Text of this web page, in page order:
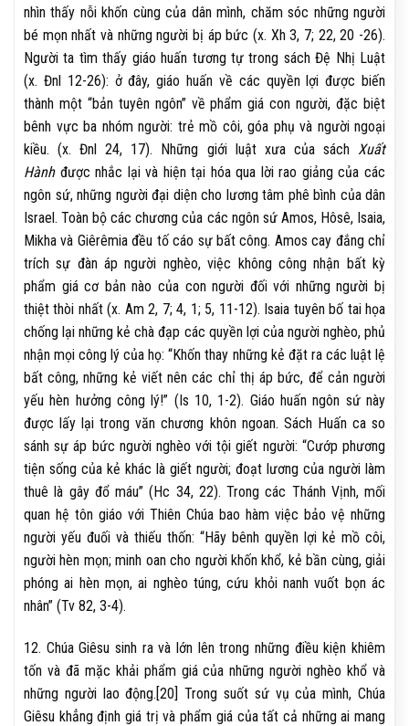
nhìn thấy nỗi khốn cùng của dân mình, chăm sóc những người
bé mọn nhất và những người bị áp bức (x. Xh 3, 7; 22, 20 -26).
Người ta tìm thấy giáo huấn tương tự trong sách Đệ Nhị Luật
(x. Đnl 12-26): ở đây, giáo huấn về các quyền lợi được biến
thành một “bản tuyên ngôn” về phẩm giá con người, đặc biệt
bênh vực ba nhóm người: trẻ mồ côi, góa phụ và người ngoại
kiều. (x. Đnl 24, 17). Những giới luật xưa của sách Xuất
Hànhđược nhắc lại và hiện tại hóa qua lời rao giảng của các
ngôn sứ, những người đại diện cho lương tâm phê bình của dân
Israel. Toàn bộ các chương của các ngôn sứ Amos, Hôsê, Isaia,
Mikha và Giêrêmia đều tố cáo sự bất công. Amos cay đắng chỉ
trích sự đàn áp người nghèo, việc không công nhận bất kỳ
phẩm giá cơ bản nào của con người đối với những người bị
thiệt thòi nhất (x. Am 2, 7; 4, 1; 5, 11-12). Isaia tuyên bố tai họa
chống lại những kẻ chà đạp các quyền lợi của người nghèo, phủ
nhận mọi công lý của họ: “Khốn thay những kẻ đặt ra các luật lệ
bất công, những kẻ viết nên các chỉ thị áp bức, để cản người
yếu hèn hưởng công lý!” (Is 10, 1-2). Giáo huấn ngôn sứ này
được lấy lại trong văn chương khôn ngoan. Sách Huấn ca so
sánh sự áp bức người nghèo với tội giết người: “Cướp phương
tiện sống của kẻ khác là giết người; đoạt lương của người làm
thuê là gây đổ máu” (Hc 34, 22). Trong các Thánh Vịnh, mối
quan hệ tôn giáo với Thiên Chúa bao hàm việc bảo vệ những
người yếu đuối và thiếu thốn: “Hãy bênh quyền lợi kẻ mồ côi,
người hèn mọn; minh oan cho người khốn khổ, kẻ bần cùng, giải
phóng ai hèn mọn, ai nghèo túng, cứu khỏi nanh vuốt bọn ác
nhân” (Tv 82, 3-4).
12. Chúa Giêsu sinh ra và lớn lên trong những điều kiện khiêm
tốn và đã mặc khải phẩm giá của những người nghèo khổ và
những người lao động.[20] Trong suốt sứ vụ của mình, Chúa
Giêsu khẳng định giá trị và phẩm giá của tất cả những ai mang